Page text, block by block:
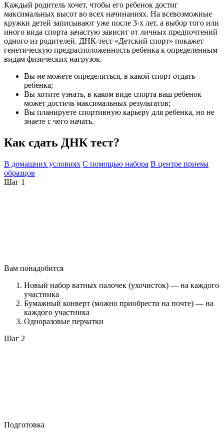
Каждый родитель хочет, чтобы его ребенок достиг
максимальных высот во всех начинаниях. На всевозможные
кружки детей записывают уже после 3-х лет, а выбор того или
иного вида спорта зачастую зависит от личных предпочтений
одного из родителей. ДНК-тест «Детский спорт» покажет
генетическую предрасположенность ребенка к определенным
видам физических нагрузок.
Вы не можете определиться, в какой спорт отдать
ребенка;
Вы хотите узнать, в каком виде спорта ваш ребенок
может достичь максимальных результатов;
Вы планируете спортивную карьеру для ребенка, но не
знаете с чего начать.
Как сдать ДНК тест?
В домашних условиях С помощью набора В центре приема
образцов
Шаг 1
Вам понадобится
Новый набор ватных палочек (ухочисток) — на каждого
участника
Бумажный конверт (можно приобрести на почте) — на
каждого участника
Одноразовые перчатки
Шаг 2
Подготовка